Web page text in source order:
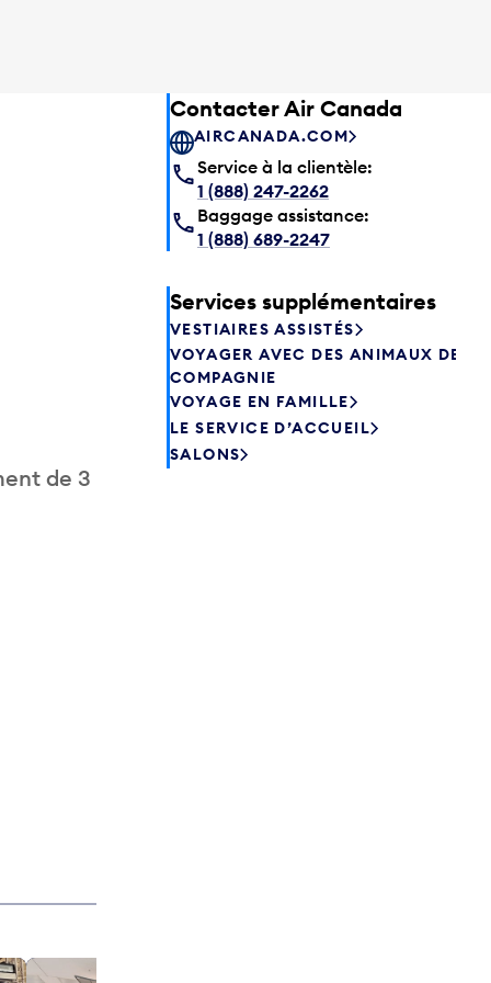
de 3
Contacter Air Canada
AIRCANADA.COM
Service à la clientèle:
1 (888) 247-2262
Baggage assistance:
1 (888) 689-2247
Services supplémentaires
VESTIAIRES ASSISTÉS
VOYAGER AVEC DES ANIMAUX DE
COMPAGNIE
VOYAGE EN FAMILLE
LE SERVICE D’ACCUEIL
SALONS